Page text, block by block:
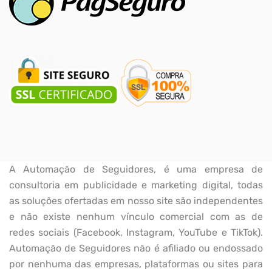
A Automação de Seguidores, é uma empresa de
consultoria em publicidade e marketing digital, todas
as soluções ofertadas em nosso site são independentes
e não existe nenhum vínculo comercial com as de
redes sociais (Facebook, Instagram, YouTube e TikTok).
Automação de Seguidores não é afiliado ou endossado
por nenhuma das empresas, plataformas ou sites para